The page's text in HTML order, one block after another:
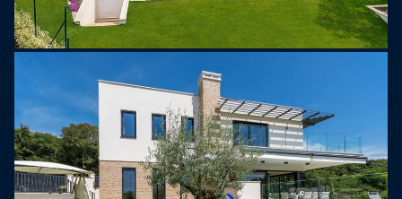
rilassarsi dopo una giornata in spiaggia, oltre a un
ulteriore bagno separato con doccia.
Villa Maja non è solo un soggiorno, ma
un'esperienza completa. È una base eccellente per
amici o famiglie che vogliono creare ricordi
duraturi di una vacanza baciata dal sole. A soli 10
minuti a piedi dalla spiaggia più vicina e vicino al